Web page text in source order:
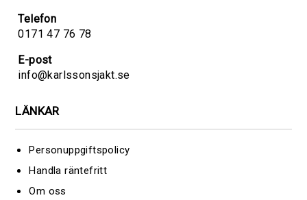
Telefon
0171 47 76 78
E-post
info@karlssonsjakt.se
LÄNKAR
Personuppgiftspolicy
Handla räntefritt
Om oss